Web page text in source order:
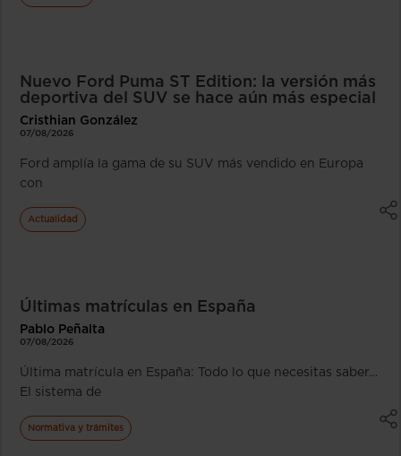
Nuevo Ford Puma ST Edition: la versión más
deportiva del SUV se hace aún más especial
Cristhian González
07/08/2026
Ford amplía la gama de su SUV más vendido en Europa
con
Actualidad
Últimas matrículas en España
Pablo Peñalta
07/08/2026
Última matrícula en España: Todo lo que necesitas saber…
El sistema de
Normativa y trámites